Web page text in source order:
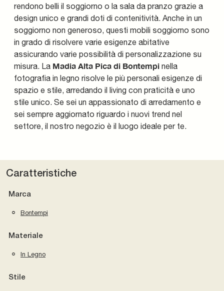
rendono belli il soggiorno o la sala da pranzo grazie a
design unico e grandi doti di contenitività. Anche in un
soggiorno non generoso, questi mobili soggiorno sono
in grado di risolvere varie esigenze abitative
assicurando varie possibilità di personalizzazione su
misura. La Madia Alta Pica di Bontempi nella
fotografia in legno risolve le più personali esigenze di
spazio e stile, arredando il living con praticità e uno
stile unico. Se sei un appassionato di arredamento e
sei sempre aggiornato riguardo i nuovi trend nel
settore, il nostro negozio è il luogo ideale per te.
Caratteristiche
Marca
Bontempi
Materiale
In Legno
Stile